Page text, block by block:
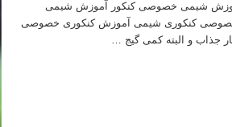
شیمی خصوصی کنکور آموزش شیمی
کنکوری شیمی آموزش کنکوری خصوصی
جذاب و البته کمی گیج …